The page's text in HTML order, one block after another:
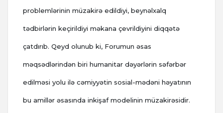
problemlərinin müzakirə edildiyi, beynəlxalq
tədbirlərin keçirildiyi məkana çevrildiyini diqqətə
çatdırıb. Qeyd olunub ki, Forumun əsas
məqsədlərindən biri humanitar dəyərlərin səfərbər
edilməsi yolu ilə cəmiyyətin sosial-mədəni həyatının
bu amillər əsasında inkişaf modelinin müzakirəsidir.